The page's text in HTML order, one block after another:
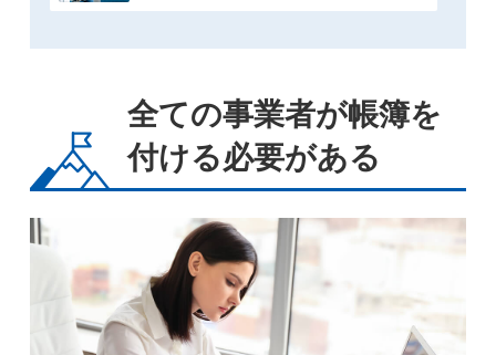
全ての事業者が帳簿を
付ける必要がある